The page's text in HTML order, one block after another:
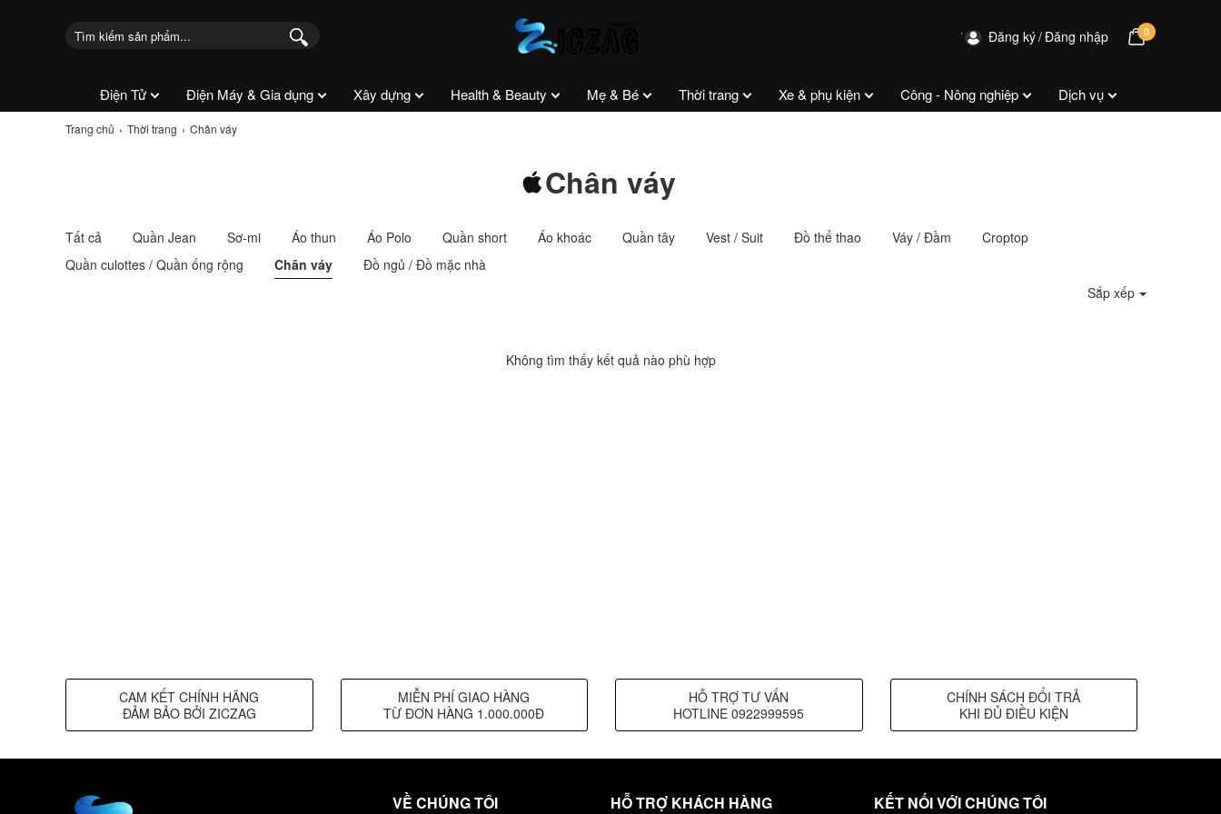
Đăng ký Đăng nhập 0
Điện Tử Điện Máy & Gia dụng Xây dựng Health & Beauty Mẹ & Bé Thời trang Xe & phụ kiện Công - Nông nghiệp Dịch vụ
Trang chủ Thời trang Chân váy
Chân váy
Tất cả Quần Jean Sơ-mi Áo thun Áo Polo Quần short Áo khoác Quần tây Vest / Suit Đồ thể thao Váy / Đầm
Croptop
Quần culottes / Quần ống rộng
Chân váy
Đồ ngủ / Đồ mặc nhà
Sắp xếp
Không tìm thấy kết quả nào phù hợp
CAM KẾT CHÍNH HÃNG
ĐẢM BẢO BỞI ZICZAG
MIỄN PHÍ GIAO HÀNG
TỪ ĐƠN HÀNG 1.000.000Đ
HỖ TRỢ TƯ VẤN
HOTLINE 0922999595
CHÍNH SÁCH ĐỔI TRẢ
KHI ĐỦ ĐIỀU KIỆN
VỀ CHÚNG TÔI HỖ TRỢ KHÁCH HÀNG KẾT NỐI VỚI CHÚNG TÔI